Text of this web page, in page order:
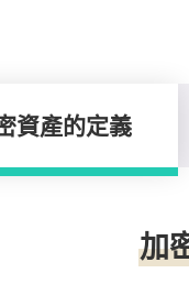
資產的定義
產的定義
加